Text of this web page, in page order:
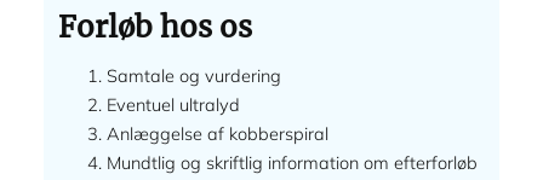
Forløb hos os
Samtale og vurdering
Eventuel ultralyd
Anlæggelse af kobberspiral
Mundtlig og skriftlig information om efterforløb